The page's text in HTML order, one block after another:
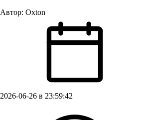
Автор: Oxton
2026-06-26 в 23:59:42